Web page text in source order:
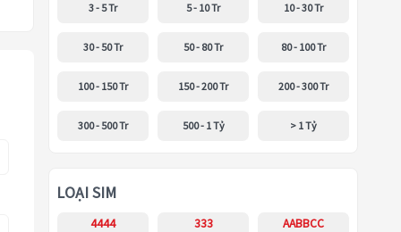
3 - 5 Tr 5 - 10 Tr 10 - 30 Tr
30 - 50 Tr 50 - 80 Tr 80 - 100 Tr
100 - 150 Tr 150 - 200 Tr 200 - 300 Tr
300 - 500 Tr 500 - 1 Tỷ > 1 Tỷ
LOẠI SIM
4444 333 AABBCC